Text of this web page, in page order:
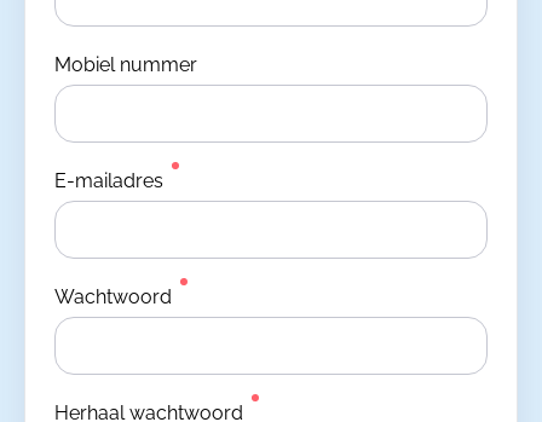
Mobiel nummer
E-mailadres
Wachtwoord
Herhaal wachtwoord